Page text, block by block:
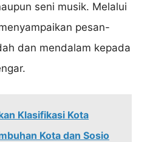
seni musik. Melalui
pesan-
dan mendalam kepada
Klasifikasi Kota
Kota dan Sosio